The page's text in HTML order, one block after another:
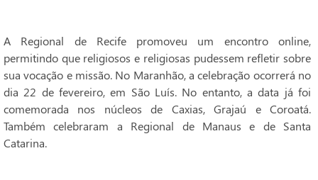
A Regional de Recife promoveu um encontro online,
permitindo que religiosos e religiosas pudessem refletir sobre
sua vocação e missão. No Maranhão, a celebração ocorrerá no
dia 22 de fevereiro, em São Luís. No entanto, a data já foi
comemorada nos núcleos de Caxias, Grajaú e Coroatá.
Também celebraram a Regional de Manaus e de Santa
Catarina.